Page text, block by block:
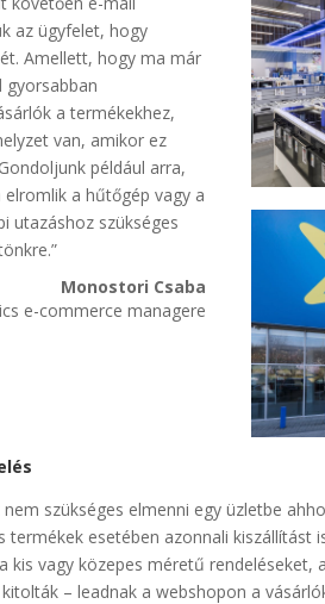
az ügyfelet, hogy
Amellett, hogy ma már
gyorsabban
a termékekhez,
van, amikor ez
például arra,
a hűtőgép vagy a
utazáshoz szükséges
Monostori Csaba
e-commerce managere
szükséges elmenni egy üzletbe
termékek esetében azonnali kiszállítást
kis vagy közepes méretű
– leadnak a webshopon a